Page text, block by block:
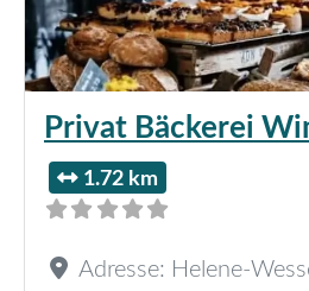
Privat Bäckerei
1.72 km
Adresse: Helene-